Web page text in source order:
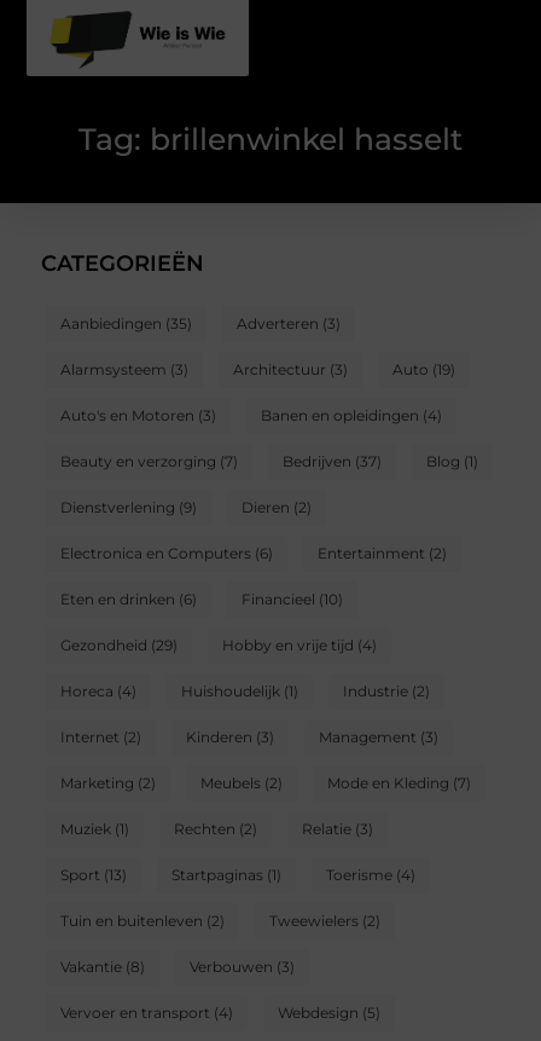
Tag: brillenwinkel hasselt
CATEGORIEËN
Aanbiedingen (35) Adverteren (3)
Alarmsysteem (3) Architectuur (3) Auto (19)
Auto's en Motoren (3) Banen en opleidingen (4)
Beauty en verzorging (7) Bedrijven (37) Blog (1)
Dienstverlening (9) Dieren (2)
Electronica en Computers (6) Entertainment (2)
Eten en drinken (6) Financieel (10)
Gezondheid (29) Hobby en vrije tijd (4)
Horeca (4) Huishoudelijk (1) Industrie (2)
Internet (2) Kinderen (3) Management (3)
Marketing (2) Meubels (2) Mode en Kleding (7)
Muziek (1) Rechten (2) Relatie (3)
Sport (13) Startpaginas (1) Toerisme (4)
Tuin en buitenleven (2) Tweewielers (2)
Vakantie (8) Verbouwen (3)
Vervoer en transport (4) Webdesign (5)